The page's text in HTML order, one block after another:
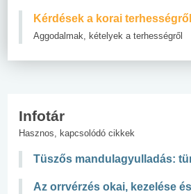
Kérdések a korai terhességről
Aggodalmak, kételyek a terhességről
Infotár
Hasznos, kapcsolódó cikkek
Tüszős mandulagyulladás:
Az orrvérzés okai, kezelése